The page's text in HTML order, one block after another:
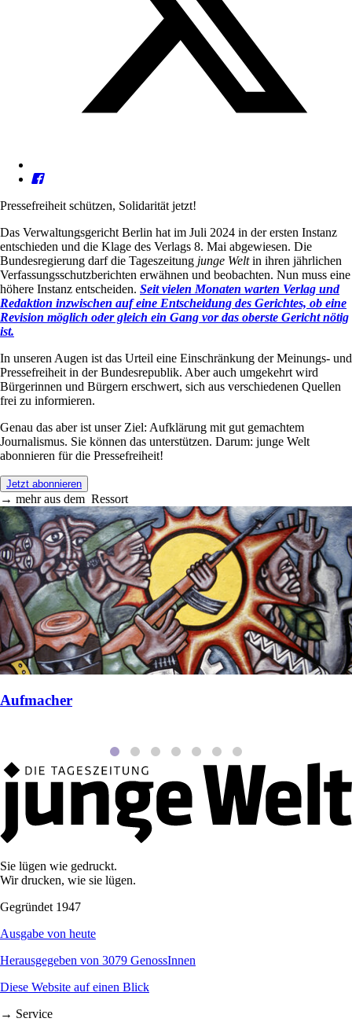
Pressefreiheit schützen, Solidarität jetzt!
Das Verwaltungsgericht Berlin hat im Juli 2024 in der ersten Instanz
entschieden und die Klage des Verlags 8. Mai abgewiesen. Die
Bundesregierung darf die Tageszeitung junge Weltin ihren jährlichen
Verfassungsschutzberichten erwähnen und beobachten. Nun muss eine
höhere Instanz entscheiden. Seit vielen Monaten warten Verlag und
Redaktion inzwischen auf eine Entscheidung des Gerichtes, ob eine
Revision möglich oder gleich ein Gang vor das oberste Gericht nötig
ist.
In unseren Augen ist das Urteil eine Einschränkung der Meinungs- und
Pressefreiheit in der Bundesrepublik. Aber auch umgekehrt wird
Bürgerinnen und Bürgern erschwert, sich aus verschiedenen Quellen
frei zu informieren.
Genau das aber ist unser Ziel: Aufklärung mit gut gemachtem
Journalismus. Sie können das unterstützen. Darum: junge Welt
abonnieren für die Pressefreiheit!
Jetzt abonnieren
→ mehr aus dem Ressort
Aufmacher
Sie lügen wie gedruckt.
Wir drucken, wie sie lügen.
Gegründet 1947
Ausgabe von heute
Herausgegeben von 3079 GenossInnen
Diese Website auf einen Blick
→ Service